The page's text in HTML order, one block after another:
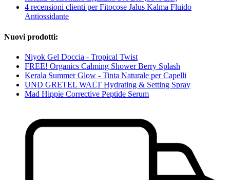
4 recensioni clienti per Fitocose Jalus Kalma Fluido
Antiossidante
Nuovi prodotti:
Niyok Gel Doccia - Tropical Twist
FREE! Organics Calming Shower Berry Splash
Kerala Summer Glow - Tinta Naturale per Capelli
UND GRETEL WALT Hydrating & Setting Spray
Mad Hippie Corrective Peptide Serum